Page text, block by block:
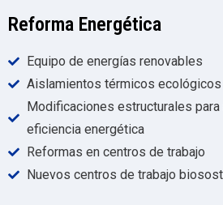
Reforma Energética
Equipo de energías renovables
Aislamientos térmicos ecológicos
Modificaciones estructurales para
eficiencia energética
Reformas en centros de trabajo
Nuevos centros de trabajo